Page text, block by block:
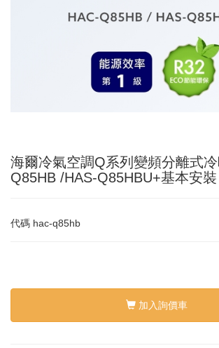
海爾冷氣空調Q系列變頻分離式
Q85HB /HAS-Q85HBU+基本安裝
代碼 hac-q85hb
加入詢價車